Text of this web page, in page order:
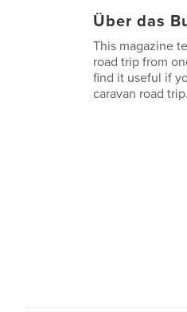
Über das
This magazine
road trip from
find it useful if
caravan road trip.